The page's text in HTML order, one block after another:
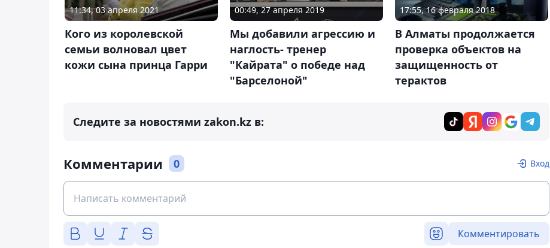
11:34, 03 апреля 2021
Кого из королевской
семьи волновал цвет
кожи сына принца Гарри
00:49, 27 апреля 2019
Мы добавили агрессию и
наглость- тренер
"Кайрата" о победе над
"Барселоной"
17:55, 16 февраля 2018
В Алматы продолжается
проверка объектов на
защищенность от
терактов
Следите за новостями zakon.kz в:
Комментарии 0 Вход
Комментировать